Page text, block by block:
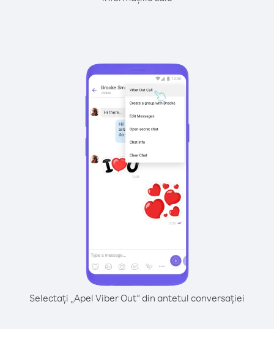
Selectați „Apel Viber Out” din antetul conversației